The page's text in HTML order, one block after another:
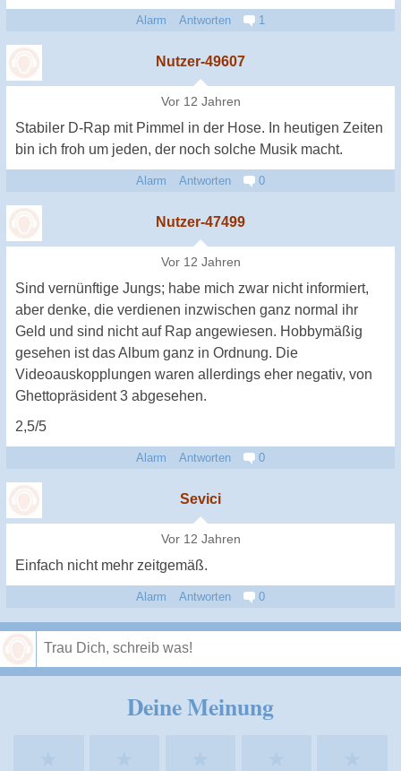
Alarm Antworten 1
Nutzer-49607
Vor 12 Jahren
Stabiler D-Rap mit Pimmel in der Hose. In heutigen Zeiten
bin ich froh um jeden, der noch solche Musik macht.
Alarm Antworten 0
Nutzer-47499
Vor 12 Jahren
Sind vernünftige Jungs; habe mich zwar nicht informiert,
aber denke, die verdienen inzwischen ganz normal ihr
Geld und sind nicht auf Rap angewiesen. Hobbymäßig
gesehen ist das Album ganz in Ordnung. Die
Videoauskopplungen waren allerdings eher negativ, von
Ghettopräsident 3 abgesehen.
2,5/5
Alarm Antworten 0
Sevici
Vor 12 Jahren
Einfach nicht mehr zeitgemäß.
Alarm Antworten 0
Deine Meinung